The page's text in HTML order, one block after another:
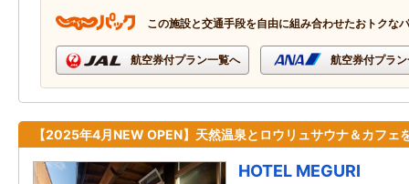
この施設と交通手段を自由に組み合わせたおトクな
航空券付プラン一覧へ 航空券付プラ
【2025年4月NEW OPEN】天然温泉とロウリュサウナ＆カフェ
HOTEL MEGURI